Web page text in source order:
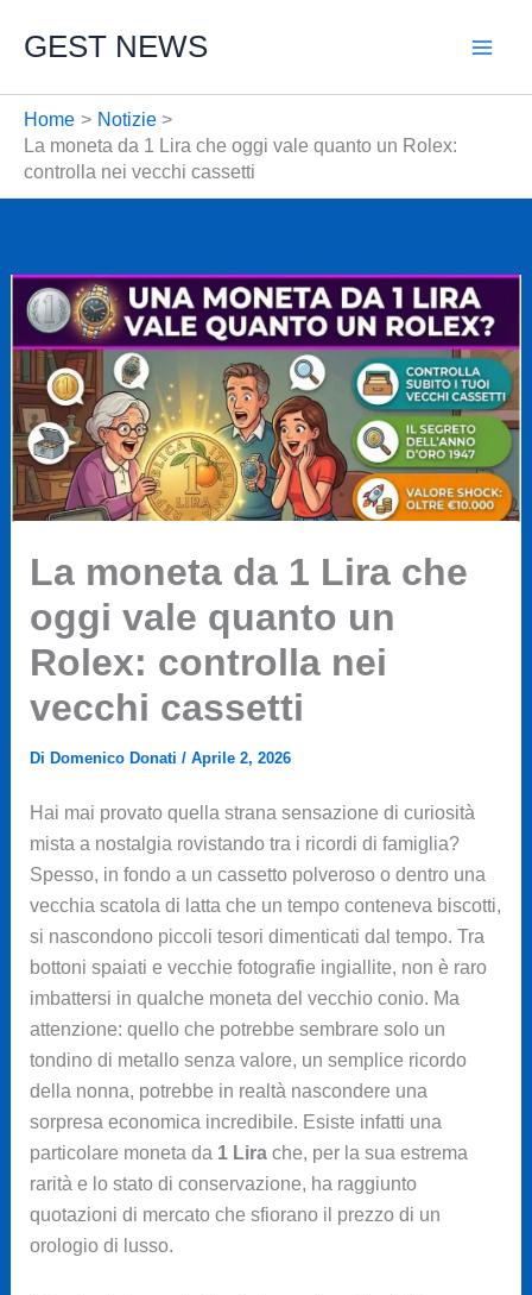
GEST NEWS
Home
Notizie
La moneta da 1 Lira che oggi vale quanto un Rolex:
controlla nei vecchi cassetti
La moneta da 1 Lira che
oggi vale quanto un
Rolex: controlla nei
vecchi cassetti
Di Domenico Donati / Aprile 2, 2026
Hai mai provato quella strana sensazione di curiosità
mista a nostalgia rovistando tra i ricordi di famiglia?
Spesso, in fondo a un cassetto polveroso o dentro una
vecchia scatola di latta che un tempo conteneva biscotti,
si nascondono piccoli tesori dimenticati dal tempo. Tra
bottoni spaiati e vecchie fotografie ingiallite, non è raro
imbattersi in qualche moneta del vecchio conio. Ma
attenzione: quello che potrebbe sembrare solo un
tondino di metallo senza valore, un semplice ricordo
della nonna, potrebbe in realtà nascondere una
sorpresa economica incredibile. Esiste infatti una
particolare moneta da 1 Lirache, per la sua estrema
rarità e lo stato di conservazione, ha raggiunto
quotazioni di mercato che sfiorano il prezzo di un
orologio di lusso.